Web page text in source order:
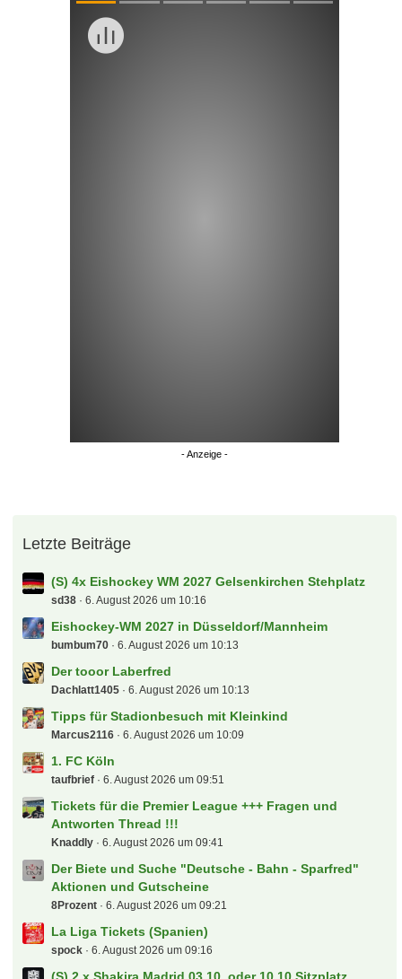
Letzte Beiträge
(S) 4x Eishockey WM 2027 Gelsenkirchen Stehplatz
sd38 6. August 2026 um 10:16
Eishockey-WM 2027 in Düsseldorf/Mannheim
bumbum70 6. August 2026 um 10:13
Der tooor Laberfred
Dachlatt1405 6. August 2026 um 10:13
Tipps für Stadionbesuch mit Kleinkind
Marcus2116 6. August 2026 um 10:09
1. FC Köln
taufbrief 6. August 2026 um 09:51
Tickets für die Premier League +++ Fragen und
Antworten Thread !!!
Knaddly 6. August 2026 um 09:41
Der Biete und Suche "Deutsche - Bahn - Sparfred"
Aktionen und Gutscheine
8Prozent 6. August 2026 um 09:21
La Liga Tickets (Spanien)
spock 6. August 2026 um 09:16